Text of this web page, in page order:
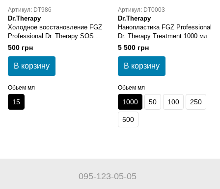
Артикул: DT986
Dr.Therapy
Холодное восстановление FGZ
Professional Dr. Therapy SOS
Instant Reconstructor 15 мл
500 грн
В корзину
Обьем мл
15
Артикул: DT0003
Dr.Therapy
Нанопластика FGZ Professional
Dr. Therapy Treatment 1000 мл
5 500 грн
В корзину
Обьем мл
1000 50 100 250
500
095-123-05-05